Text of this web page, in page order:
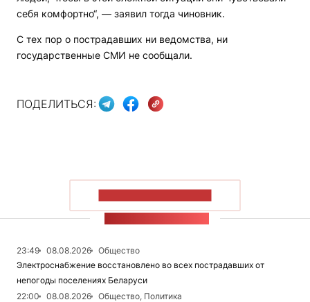
себя комфортно“, — заявил тогда чиновник.
С тех пор о пострадавших ни ведомства, ни
государственные СМИ не сообщали.
ПОДЕЛИТЬСЯ:
23:49 08.08.2026
Общество
Электроснабжение восстановлено во всех пострадавших от
непогоды поселениях Беларуси
22:00
08.08.2026
Общество, Политика